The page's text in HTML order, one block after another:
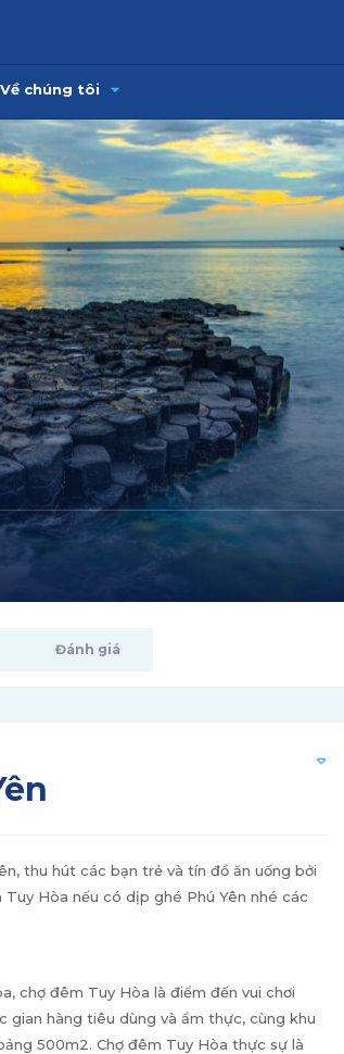
Về chúng tôi
Đánh giá
thu hút các bạn trẻ và tín đồ ăn uống bởi
Hòa nếu có dịp ghé Phú Yên nhé các
chợ đêm Tuy Hòa là điểm đến vui chơi
gian hàng tiêu dùng và ẩm thực, cùng khu
500m2. Chợ đêm Tuy Hòa thực sự là